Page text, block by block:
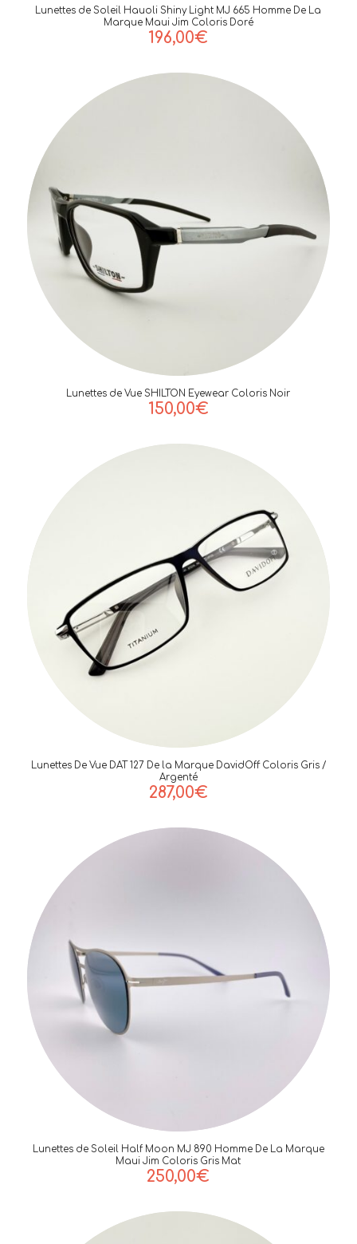
Lunettes de Soleil Hauoli Shiny Light MJ 665 Homme De La
Marque Maui Jim Coloris Doré
196,00€
Lunettes de Vue SHILTON Eyewear Coloris Noir
150,00€
Lunettes De Vue DAT 127 De la Marque DavidOff Coloris Gris /
Argenté
287,00€
Lunettes de Soleil Half Moon MJ 890 Homme De La Marque
Maui Jim Coloris Gris Mat
250,00€